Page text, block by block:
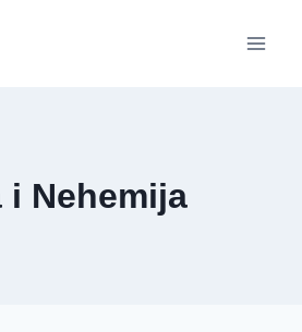
i Nehemija